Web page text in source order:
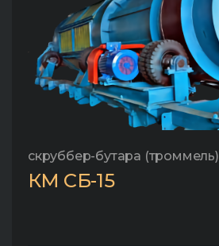
скруббер-бутара (троммель)
КМ СБ-15